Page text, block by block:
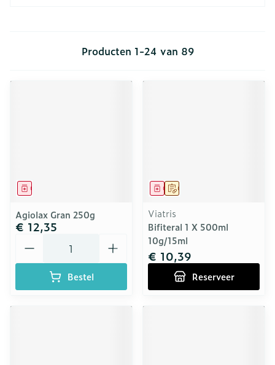
Producten 1-24 van 89
Geneesmiddel
Agiolax Gran 250g
€ 12,35
Bestel
Op voorschrift
Geneesmiddel
Viatris
Bifiteral 1 X 500ml
10g/15ml
€ 10,39
Reserveer